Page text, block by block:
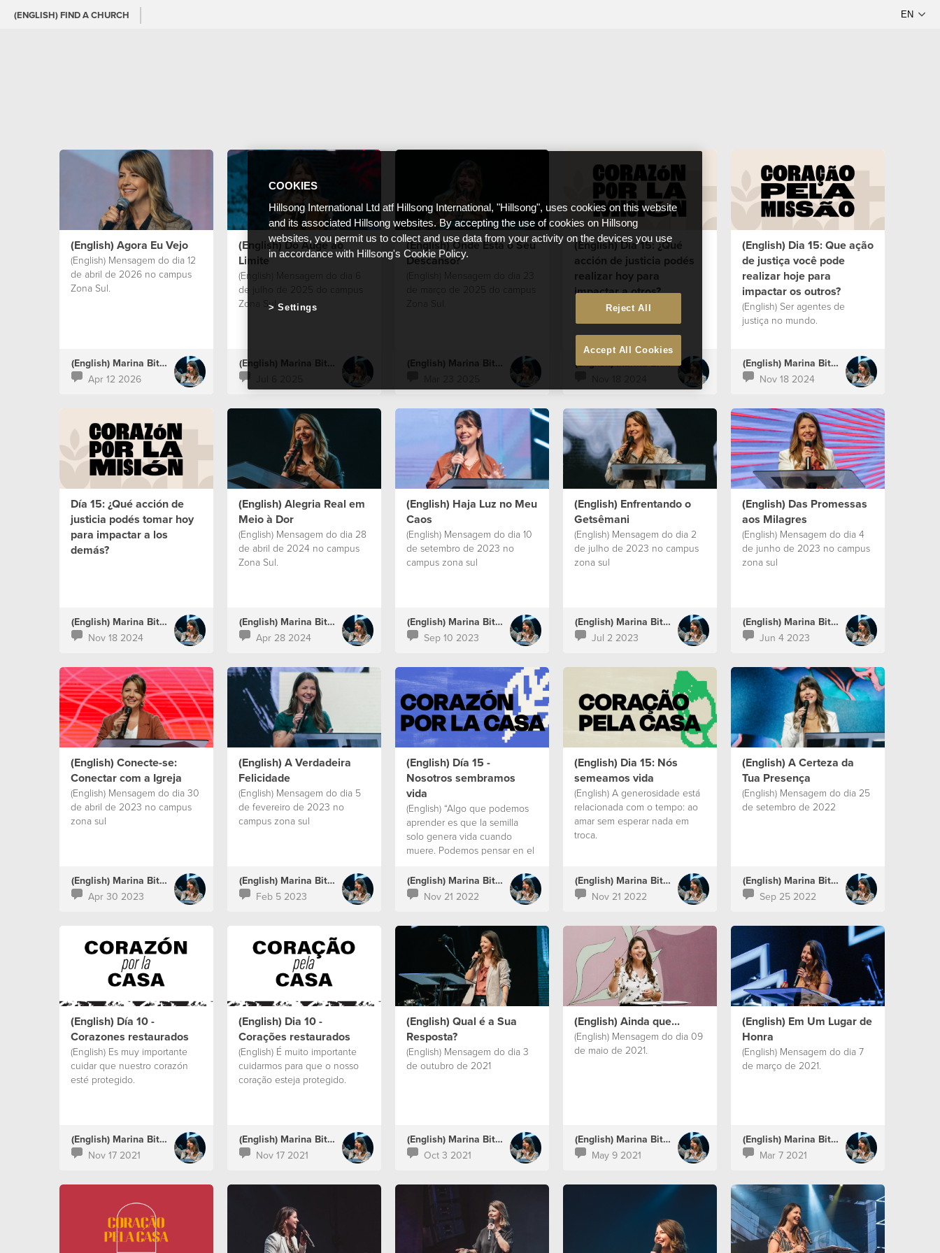
(ENGLISH) FIND A CHURCH
(English) Agora Eu Vejo
(English) Mensagem do dia 12
de abril de 2026 no campus
Zona Sul.
(English) Marina Bitencourt
Apr 12 2026
(English) Do Auge ao
Limite
(English) Mensagem do dia 6
de julho de 2025 do campus
Zona Sul.
(English) Marina Bitencourt
(English) Onde Está o Seu
Descanso?
(English) Mensagem do dia 23
de março de 2025 do campus
Zona Sul.
(English) Marina Bitencourt
(English) Día 15: ¿Qué
acción de justicia podés
realizar hoy para
impactar a otros?
(English) Marina Bitencourt
(English) Dia 15: Que ação
de justiça você pode
realizar hoje para
impactar os outros?
(English) Ser agentes de
justiça no mundo.
(English) Marina Bitencourt
Nov 18 2024
Día 15: ¿Qué acción de
justicia podés tomar hoy
para impactar a los
demás?
(English) Marina Bitencourt
Nov 18 2024
(English) Alegria Real em
Meio à Dor
(English) Mensagem do dia 28
de abril de 2024 no campus
Zona Sul.
(English) Marina Bitencourt
Apr 28 2024
(English) Haja Luz no Meu
Caos
(English) Mensagem do dia 10
de setembro de 2023 no
campus zona sul
(English) Marina Bitencourt
Sep 10 2023
(English) Enfrentando o
Getsêmani
(English) Mensagem do dia 2
de julho de 2023 no campus
zona sul
(English) Marina Bitencourt
Jul 2 2023
(English) Das Promessas
aos Milagres
(English) Mensagem do dia 4
de junho de 2023 no campus
zona sul
(English) Marina Bitencourt
Jun 4 2023
(English) Conecte-se:
Conectar com a Igreja
(English) Mensagem do dia 30
de abril de 2023 no campus
zona sul
(English) Marina Bitencourt
Apr 30 2023
(English) A Verdadeira
Felicidade
(English) Mensagem do dia 5
de fevereiro de 2023 no
campus zona sul
(English) Marina Bitencourt
Feb 5 2023
(English) Día 15 -
Nosotros sembramos
vida
(English) “Algo que podemos
aprender es que la semilla
solo genera vida cuando
muere. Podemos pensar en el
darnos la vida, tuvo que sufrir
y morir. Porque hemos
recibido la vida, por gracia,
circunstancia con esperanza,
no porque sean favorables,
sino porque confiamos en el
que nos cuida, en el que
genera vida en nosotros”.
(English) Marina Bitencourt
Nov 21 2022
(English) Dia 15: Nós
semeamos vida
(English) A generosidade está
relacionada com o tempo: ao
amar sem esperar nada em
troca.
(English) Marina Bitencourt
Nov 21 2022
(English) A Certeza da
Tua Presença
(English) Mensagem do dia 25
de setembro de 2022
(English) Marina Bitencourt
Sep 25 2022
(English) Día 10 -
Corazones restaurados
(English) Es muy importante
cuidar que nuestro corazón
esté protegido.
(English) Marina Bitencourt
Nov 17 2021
(English) Dia 10 -
Corações restaurados
(English) É muito importante
cuidarmos para que o nosso
coração esteja protegido.
(English) Marina Bitencourt
Nov 17 2021
(English) Qual é a Sua
Resposta?
(English) Mensagem do dia 3
de outubro de 2021
(English) Marina Bitencourt
Oct 3 2021
(English) Ainda que...
(English) Mensagem do dia 09
de maio de 2021.
(English) Marina Bitencourt
May 9 2021
(English) Em Um Lugar de
Honra
(English) Mensagem do dia 7
de março de 2021.
(English) Marina Bitencourt
Mar 7 2021
COOKIES
Hillsong International Ltd atf Hillsong International, "Hillsong", uses cookies on this website
and its associated Hillsong websites. By accepting the use of cookies on Hillsong
websites, you permit us to collect and use data from your activity on the devices you use
in accordance with Hillsong's Cookie Policy.
Reject All
Accept All Cookies
Settings